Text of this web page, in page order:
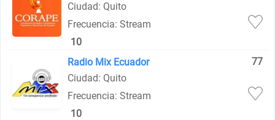
Ciudad: Quito
Frecuencia: Stream
10
Radio Mix Ecuador
77
Ciudad: Quito
Frecuencia: Stream
10